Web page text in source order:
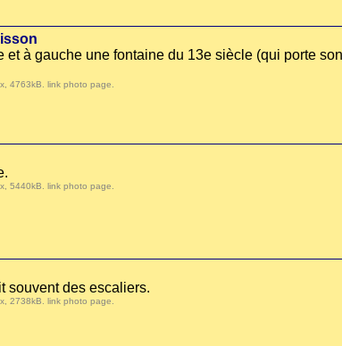
à gauche une fontaine du 13e siècle (qui porte
4763kB. link photo page
5440kB. link photo page
souvent des escaliers.
2738kB. link photo page